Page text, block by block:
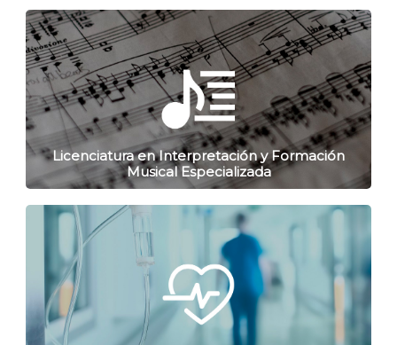
Licenciatura en Interpretación y Formación
Musical Especializada